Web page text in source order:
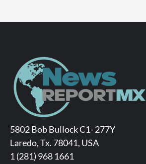
5802 Bob Bullock C1- 277Y
Laredo, Tx. 78041, USA
1 (281) 968 1661